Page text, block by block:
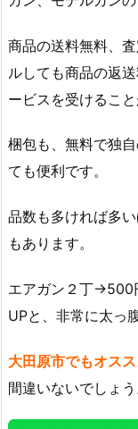
商品の送料無料、
ルしても商品の返
ービスを受けるこ
梱包も、無料で独
ても便利です。
品数も多ければ多
もあります。
エアガン２丁
UPと、非常に太っ
大田原市でもオス
間違いないでしょう